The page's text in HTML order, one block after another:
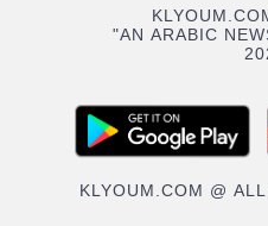
"AN ARABIC
KLYOUM.COM @